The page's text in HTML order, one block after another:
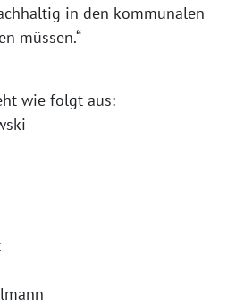
in den kommunalen
müssen.“
wie folgt aus: